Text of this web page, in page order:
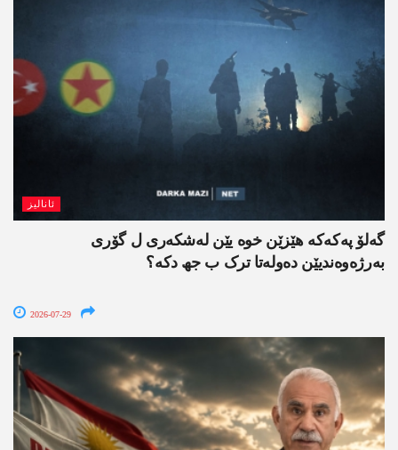
ئانالیز
گەلۆ پەکەکە ھێزێن خوە یێن لەشکەری ل گۆری
بەرژەوەندیێن دەولەتا ترک ب جھ دکە؟
2026-07-29